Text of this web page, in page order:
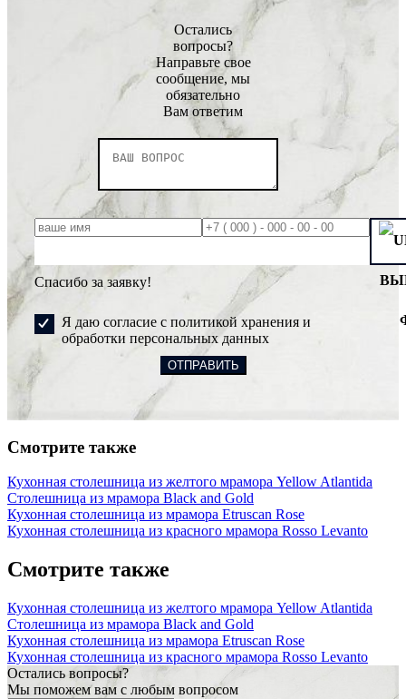
Остались
вопросы?
Направьте свое
сообщение, мы
обязательно
Вам ответим
Спасибо за заявку!
Я даю согласие с политикой хранения и
обработки персональных данных
Смотрите также
Кухонная столешница из желтого мрамора Yellow Atlantida
Столешница из мрамора Black and Gold
Кухонная столешница из мрамора Etruscan Rose
Кухонная столешница из красного мрамора Rosso Levanto
Смотрите также
Кухонная столешница из желтого мрамора Yellow Atlantida
Столешница из мрамора Black and Gold
Кухонная столешница из мрамора Etruscan Rose
Кухонная столешница из красного мрамора Rosso Levanto
Остались вопросы?
Мы поможем вам с любым вопросом